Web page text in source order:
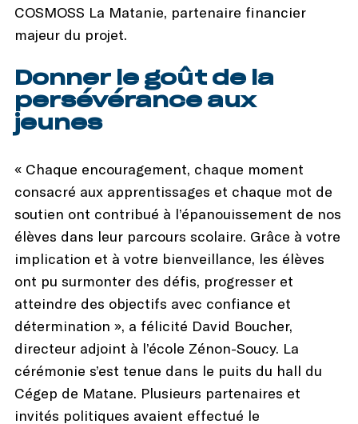
COSMOSS La Matanie, partenaire financier
majeur du projet.
Donner le goût de la
persévérance aux
jeunes
« Chaque encouragement, chaque moment
consacré aux apprentissages et chaque mot de
soutien ont contribué à l’épanouissement de nos
élèves dans leur parcours scolaire. Grâce à votre
implication et à votre bienveillance, les élèves
ont pu surmonter des défis, progresser et
atteindre des objectifs avec confiance et
détermination », a félicité David Boucher,
directeur adjoint à l’école Zénon-Soucy. La
cérémonie s’est tenue dans le puits du hall du
Cégep de Matane. Plusieurs partenaires et
invités politiques avaient effectué le